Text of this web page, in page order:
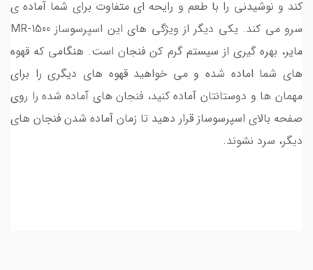
کند و نوشیدنی را با طعم و رایحه ای متفاوت برای شما آماده ی
سرو می کند. یکی دیگر از ویژگی های این اسپرسوساز MR-1500
مایر، بهره گیری از سیستم گرم کن فنجان است. هنگامی که قهوه
های شما اماده شده و می خواهید قهوه های دیگری را برای
مهمان ها و دوستانتان آماده کنید، فنجان های آماده شده را روی
صفحه بالای اسپرسوساز قرار دهید تا زمان آماده شدن فنجان های
دیگر، سرد نشوند.